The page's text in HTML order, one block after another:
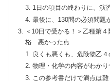
1日の項目の終わりに、演
最後に、130問の必須問題
＜10日で受かる！＞乙種第
格 悪かった点
良くも悪くも、危険物乙
物理・化学の内容がわかり
この参考書だけで満点は難